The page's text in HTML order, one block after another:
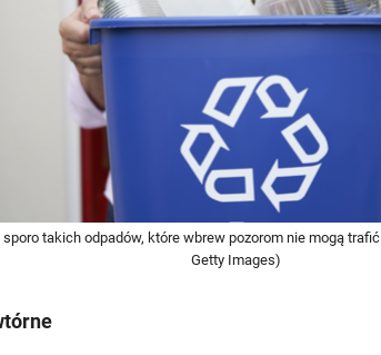
takich odpadów, które wbrew pozorom nie mogą
Getty Images)